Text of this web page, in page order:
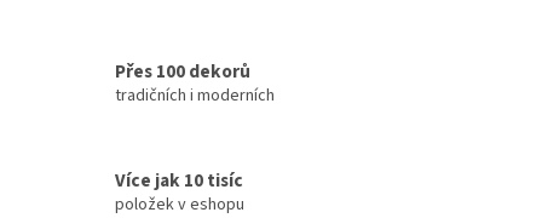
Přes 100 dekorů
tradičních i moderních
Více jak 10 tisíc
položek v eshopu